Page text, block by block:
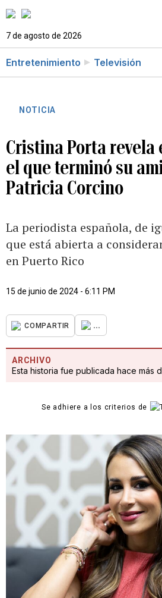
7 de agosto de 2026
Entretenimiento Televisión
NOTICIA
Cristina Porta revela
el que terminó su
Patricia Corcino
La periodista española, de
que está abierta a
en Puerto Rico
15 de junio de 2024 - 6:11 PM
COMPARTIR ...
ARCHIVO
Esta historia fue publicada hace más
Se adhiere a los criterios de